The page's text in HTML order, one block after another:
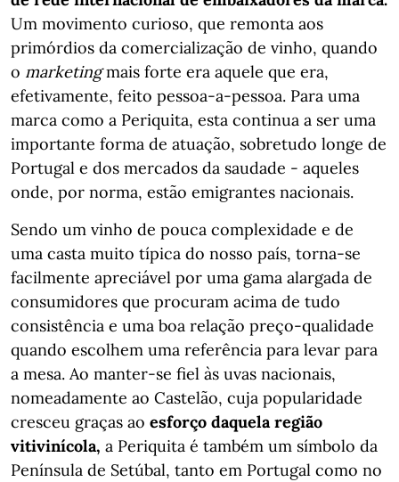
Um movimento curioso, que remonta aos
primórdios da comercialização de vinho, quando
o marketingmais forte era aquele que era,
efetivamente, feito pessoa-a-pessoa. Para uma
marca como a Periquita, esta continua a ser uma
importante forma de atuação, sobretudo longe de
Portugal e dos mercados da saudade - aqueles
onde, por norma, estão emigrantes nacionais.
Sendo um vinho de pouca complexidade e de
uma casta muito típica do nosso país, torna-se
facilmente apreciável por uma gama alargada de
consumidores que procuram acima de tudo
consistência e uma boa relação preço-qualidade
quando escolhem uma referência para levar para
a mesa. Ao manter-se fiel às uvas nacionais,
nomeadamente ao Castelão, cuja popularidade
cresceu graças ao esforço daquela região
vitivinícola, a Periquita é também um símbolo da
Península de Setúbal, tanto em Portugal como no